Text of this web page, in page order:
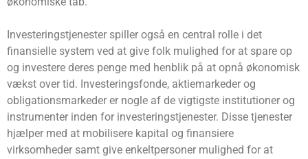
Investeringstjenester spiller også en central rolle i det
finansielle system ved at give folk mulighed for at spare op
og investere deres penge med henblik på at opnå økonomisk
vækst over tid. Investeringsfonde, aktiemarkeder og
obligationsmarkeder er nogle af de vigtigste institutioner og
instrumenter inden for investeringstjenester. Disse tjenester
hjælper med at mobilisere kapital og finansiere
virksomheder samt give enkeltpersoner mulighed for at